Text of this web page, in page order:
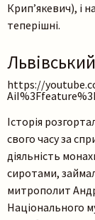
Крип’якевич), і
теперішні.
https://
Історія
свого часу за
діяльність
сиротами,
митрополит
Національного